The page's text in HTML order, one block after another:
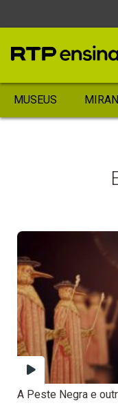
MUSEUS
A Peste Negra e